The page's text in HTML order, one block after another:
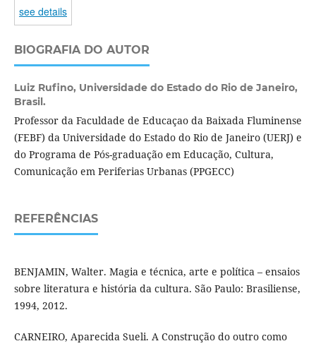
see details
BIOGRAFIA DO AUTOR
Luiz Rufino, Universidade do Estado do Rio de Janeiro,
Brasil.
Professor da Faculdade de Educaçao da Baixada Fluminense
(FEBF) da Universidade do Estado do Rio de Janeiro (UERJ) e
do Programa de Pós-graduação em Educação, Cultura,
Comunicação em Periferias Urbanas (PPGECC)
REFERÊNCIAS
BENJAMIN, Walter. Magia e técnica, arte e política – ensaios
sobre literatura e história da cultura. São Paulo: Brasiliense,
1994, 2012.
CARNEIRO, Aparecida Sueli. A Construção do outro como